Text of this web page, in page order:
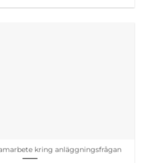
kring anläggningsfrågan